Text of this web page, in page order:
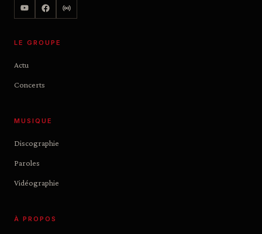
LE GROUPE
Actu
Concerts
MUSIQUE
Discographie
Paroles
Vidéographie
À PROPOS